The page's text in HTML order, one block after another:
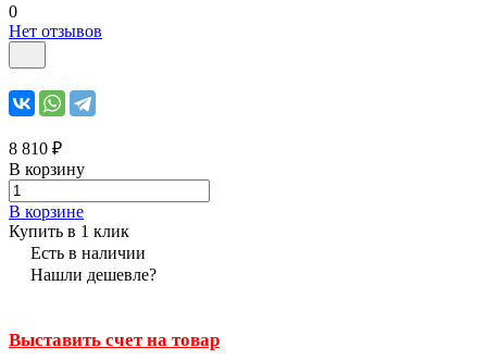
0
Нет отзывов
8 810 ₽
В корзину
В корзине
Купить в 1 клик
Есть в наличии
Нашли дешевле?
Выставить счет на товар